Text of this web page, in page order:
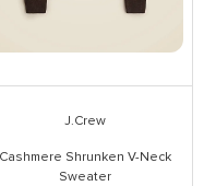
J.Crew
Cashmere Shrunken V-Neck
Sweater